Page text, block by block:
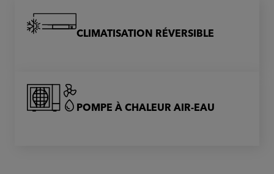
CLIMATISATION RÉVERSIBLE
POMPE À CHALEUR AIR-EAU